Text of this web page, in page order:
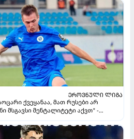
ᲔᲠᲝᲕᲜᲣᲚᲘ ᲚᲘᲒᲐ
ქვეყანაა, მათ რუსები არ
მსგავსი მენტალიტეტი აქვთ" -